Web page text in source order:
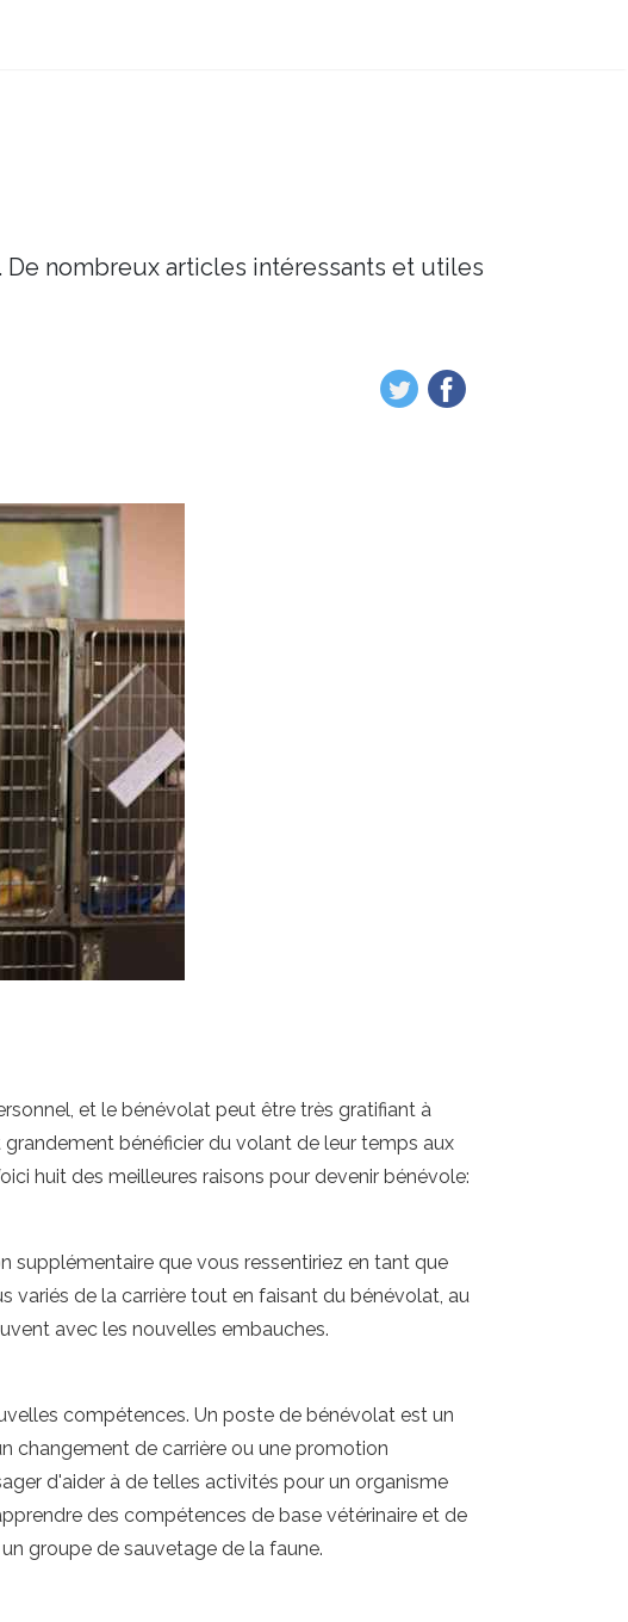
nombreux articles intéressants et utiles
et le bénévolat peut être très gratifiant à
bénéficier du volant de leur temps aux
huit des meilleures raisons pour devenir bénévole:
supplémentaire que vous ressentiriez en tant que
de la carrière tout en faisant du bénévolat, au
avec les nouvelles embauches.
compétences. Un poste de bénévolat est un
changement de carrière ou une promotion
d'aider à de telles activités pour un organisme
des compétences de base vétérinaire et de
groupe de sauvetage de la faune.